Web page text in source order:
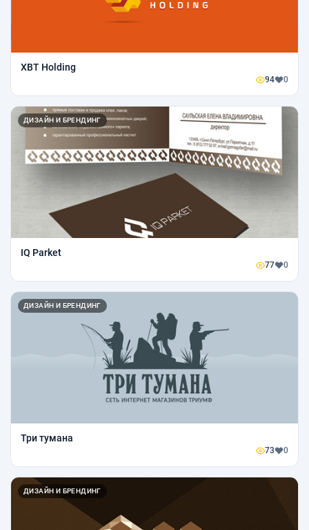
XBT Holding
94 0
ДИЗАЙН И БРЕНДИНГ
IQ Parket
77 0
ДИЗАЙН И БРЕНДИНГ
Три тумана
73 0
ДИЗАЙН И БРЕНДИНГ